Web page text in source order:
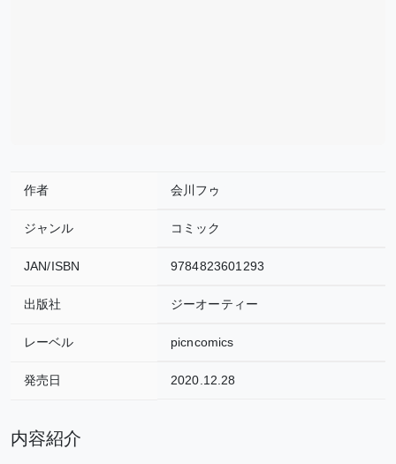
作者 会川フゥ
ジャンル コミック
JAN/ISBN 9784823601293
出版社 ジーオーティー
レーベル picncomics
発売日 2020.12.28
内容紹介